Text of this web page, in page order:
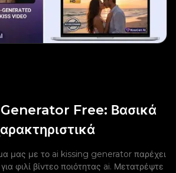
Free: Βασικά
μας με το ai kissing generator παρέχει
φιλί βίντεο ποιότητας ai. Μετατρέψτε